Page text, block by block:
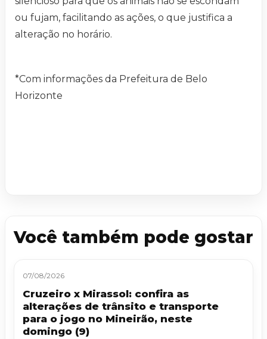
ou fujam, facilitando as ações, o que justifica a
alteração no horário.
*Com informações da Prefeitura de Belo
Horizonte
Você também pode gostar
07/08/2026
Cruzeiro x Mirassol: confira as
alterações de trânsito e transporte
para o jogo no Mineirão, neste
domingo (9)